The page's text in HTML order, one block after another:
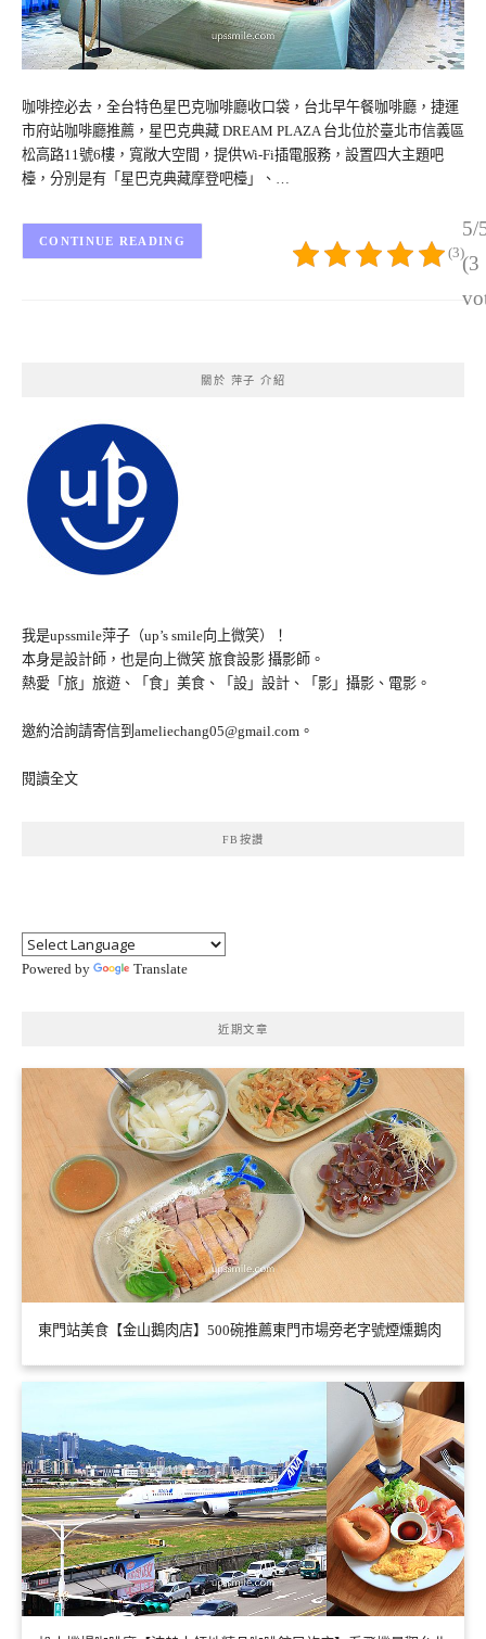
咖啡控必去，全台特色星巴克咖啡廳收口袋，台北早午餐咖啡廳，捷運
市府站咖啡廳推薦，星巴克典藏 DREAM PLAZA 台北位於臺北市信義區
松高路11號6樓，寬敞大空間，提供Wi-Fi插電服務，設置四大主題吧
檯，分別是有「星巴克典藏摩登吧檯」、…
5/
(3
(3)
CONTINUE READING
關於 萍子 介紹
我是upssmile萍子（up’s smile向上微笑）！
本身是設計師，也是向上微笑 旅食設影 攝影師。
熱愛「旅」旅遊、「食」美食、「設」設計、「影」攝影、電影。
邀約洽詢請寄信到ameliechang05@gmail.com。
閱讀全文
FB按讚
Powered by Translate
近期文章
東門站美食【金山鵝肉店】500碗推薦東門市場旁老字號煙燻鵝肉